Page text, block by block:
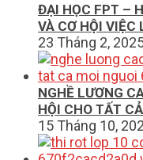
ĐẠI HỌC FPT –
VÀ CƠ HỘI VIỆC
23 Tháng 2,
NGHỀ LƯƠNG
HỘI CHO TẤT
15 Tháng 10,